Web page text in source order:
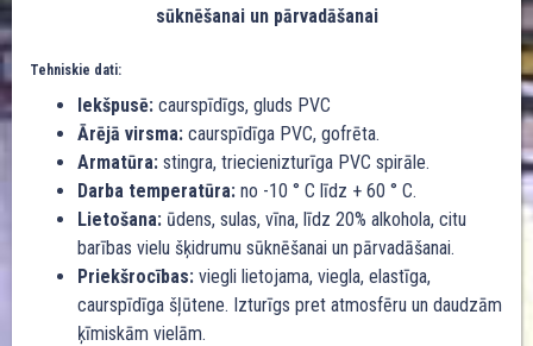
sūknēšanai un pārvadāšanai
Tehniskie dati:
Iekšpusē: caurspīdīgs, gluds PVC
Ārējā virsma: caurspīdīga PVC, gofrēta.
Armatūra: stingra, triecienizturīga PVC spirāle.
Darba temperatūra: no -10 ° C līdz + 60 ° C.
Lietošana: ūdens, sulas, vīna, līdz 20% alkohola, citu
barības vielu šķidrumu sūknēšanai un pārvadāšanai.
Priekšrocības: viegli lietojama, viegla, elastīga,
caurspīdīga šļūtene. Izturīgs pret atmosfēru un daudzām
ķīmiskām vielām.